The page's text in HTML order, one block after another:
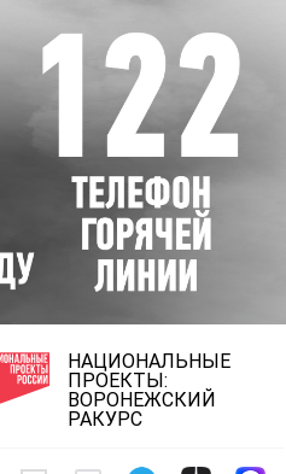
НАЦИОНАЛЬНЫЕ
ПРОЕКТЫ:
ВОРОНЕЖСКИЙ
РАКУРС